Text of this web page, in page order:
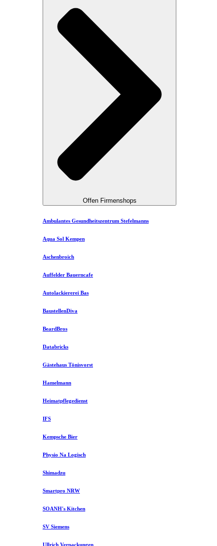
Offen Firmenshops
Ambulantes Gesundheitszentrum Stefelmanns
Aqua Sol Kempen
Aschenbroich
Auffelder Bauerncafe
Autolackiererei Bas
BaustellenDiva
BeardBros
Databricks
Gästehaus Tönisvorst
Hamelmann
Heimatpflegedienst
IFS
Kempsche Bier
Physio Na Logisch
Shimadzu
Smartpro NRW
SOANH's Kitchen
SV Siemens
Ullrich Verpackungen